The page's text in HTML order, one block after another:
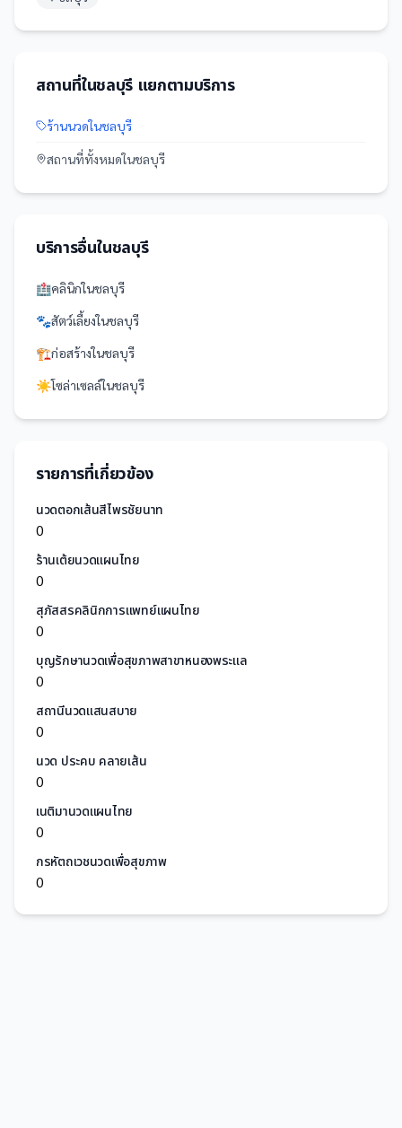
สถานที่ในชลบุรี แยกตามบริการ
ร้านนวดในชลบุรี
สถานที่ทั้งหมดในชลบุรี
บริการอื่นในชลบุรี
🏥คลินิกในชลบุรี
🐾สัตว์เลี้ยงในชลบุรี
🏗️ก่อสร้างในชลบุรี
☀️โซล่าเซลล์ในชลบุรี
รายการที่เกี่ยวข้อง
นวดตอกเส้นสีไพรชัยนาท
0
ร้านเต้ยนวดแผนไทย
0
สุภัสสรคลินิกการแพทย์แผนไทย
0
บุญรักษานวดเพื่อสุขภาพสาขาหนองพระแล
0
สถานีนวดแสนสบาย
0
นวด ประคบ คลายเส้น
0
เนติมานวดแผนไทย
0
กรหัตถเวชนวดเพื่อสุขภาพ
0